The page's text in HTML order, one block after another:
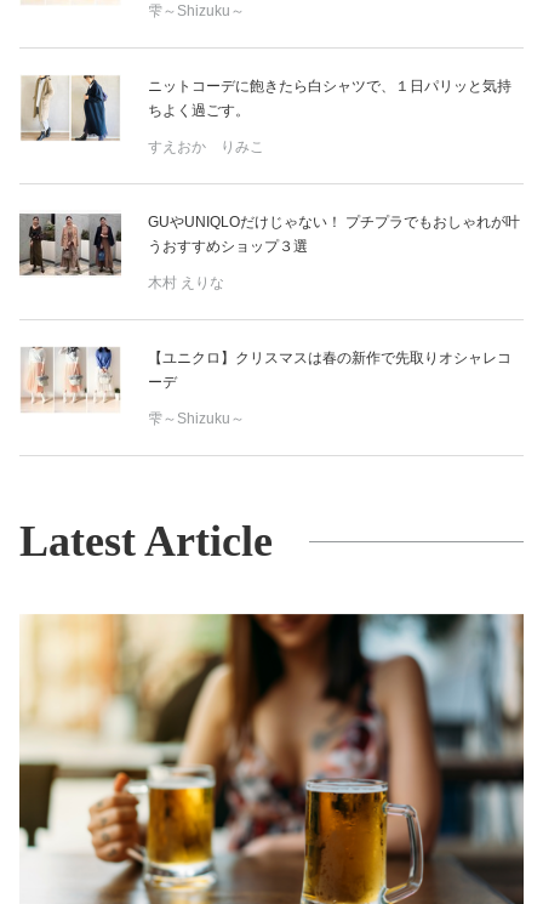
雫～Shizuku～
ニットコーデに飽きたら白シャツで、１日パリッと気持
ちよく過ごす。
すえおか りみこ
GUやUNIQLOだけじゃない！ プチプラでもおしゃれが叶
うおすすめショップ３選
木村 えりな
【ユニクロ】クリスマスは春の新作で先取りオシャレコ
ーデ
雫～Shizuku～
Latest Article